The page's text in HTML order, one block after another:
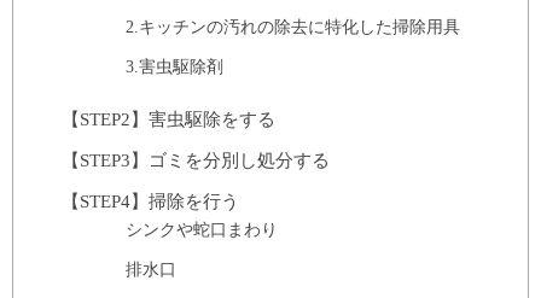
2.キッチンの汚れの除去に特化した掃除用具
3.害虫駆除剤
【STEP2】害虫駆除をする
【STEP3】ゴミを分別し処分する
【STEP4】掃除を行う
シンクや蛇口まわり
排水口